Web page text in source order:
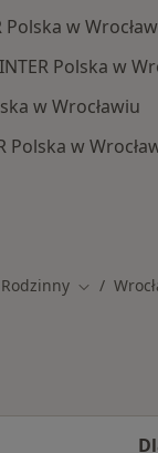
w
Polska w
w Wrocławiu
Polska w
Zmień